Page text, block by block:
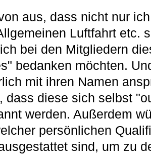
aus, dass nicht nur
Luftfahrt etc.
bei den Mitgliedern
bedanken möchten.
mit ihren Namen
dass diese sich selbst
werden. Außerdem
persönlichen
sind, um zu